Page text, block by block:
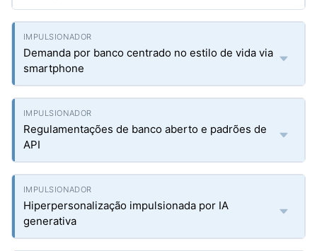
Demanda por banco centrado no estilo de vida via
smartphone
Regulamentações de banco aberto e padrões de
API
Hiperpersonalização impulsionada por IA
generativa